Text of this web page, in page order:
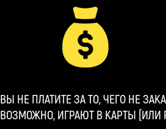
ВЫ НЕ ПЛАТИТЕ ЗА ТО, ЧЕГО НЕ
ВОЗМОЖНО, ИГРАЮТ В КАРТЫ [ИЛИ